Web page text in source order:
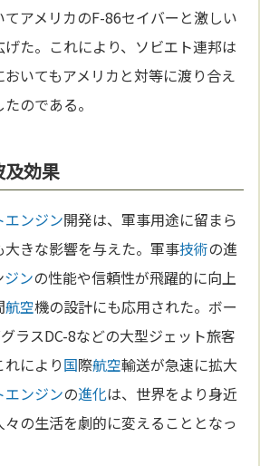
てアメリカのF-86セイバーと激しい
た。これにより、ソビエト連邦は
おいてもアメリカと対等に渡り合え
たのである。
効果
エンジン開発は、軍事用途に留まら
大きな影響を与えた。軍事技術の進
ジンの性能や信頼性が飛躍的に向上
航空機の設計にも応用された。ボー
ラスDC-8などの大型ジェット旅客
により国際航空輸送が急速に拡大
エンジンの進化は、世界をより身近
の生活を劇的に変えることとなっ